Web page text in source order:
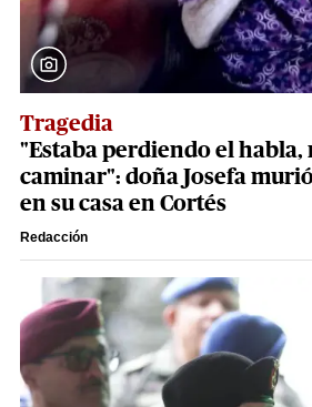
Tragedia
"Estaba perdiendo el habla,
caminar": doña Josefa
en su casa en Cortés
Redacción